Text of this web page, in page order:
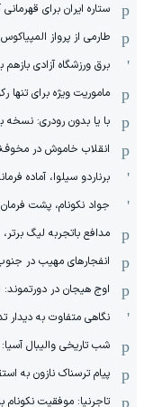
ستاره ایران برای
طارمی از پرواز
برق ورزشگاه آزادی
ماموریت ویژه برای تنها
با یا بدون رودری:
انقلاب خاموش در
برناردو سیلوا، آماده
جواد نکونام، پشت فرمان
مدافع باتجربه لیگ
انفجارهای مهیب در
اوج هیجان در
نگاهی متفاوت به دیدار
شب تاریخی والیبال
پیام ترسناک نازون به
تاجرنیا: موفقیت